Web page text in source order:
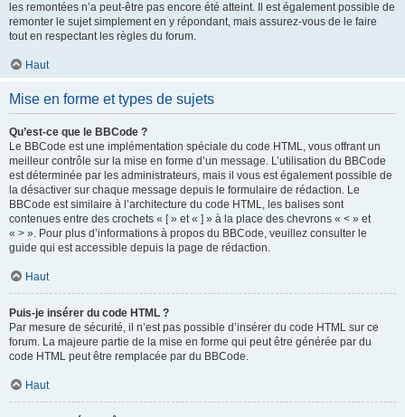
les remontées n’a peut-être pas encore été atteint. Il est également possible de
remonter le sujet simplement en y répondant, mais assurez-vous de le faire
tout en respectant les règles du forum.
Haut
Mise en forme et types de sujets
Qu’est-ce que le BBCode ?
Le BBCode est une implémentation spéciale du code HTML, vous offrant un
meilleur contrôle sur la mise en forme d’un message. L’utilisation du BBCode
est déterminée par les administrateurs, mais il vous est également possible de
la désactiver sur chaque message depuis le formulaire de rédaction. Le
BBCode est similaire à l’architecture du code HTML, les balises sont
contenues entre des crochets « [ » et « ] » à la place des chevrons « < » et
« > ». Pour plus d’informations à propos du BBCode, veuillez consulter le
guide qui est accessible depuis la page de rédaction.
Haut
Puis-je insérer du code HTML ?
Par mesure de sécurité, il n’est pas possible d’insérer du code HTML sur ce
forum. La majeure partie de la mise en forme qui peut être générée par du
code HTML peut être remplacée par du BBCode.
Haut